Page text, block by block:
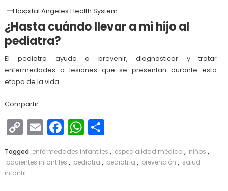
Hospital Angeles Health System
¿Hasta cuándo llevar a mi hijo al
pediatra?
El pediatra ayuda a prevenir, diagnosticar y tratar
enfermedades o lesiones que se presentan durante esta
etapa de la vida.
Compartir:
Copy
Link
EmailFacebook
WhatsApp
Compartir
Tagged enfermedades infantiles , especialidad médica , niños ,
pacientes infantiles , pediatra , pediatría , prevención , salud
infantil